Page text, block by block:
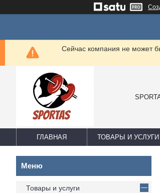
Сейчас компания не может
ГЛАВНАЯ ТОВАРЫ И УСЛУГИ
Товары и услуги